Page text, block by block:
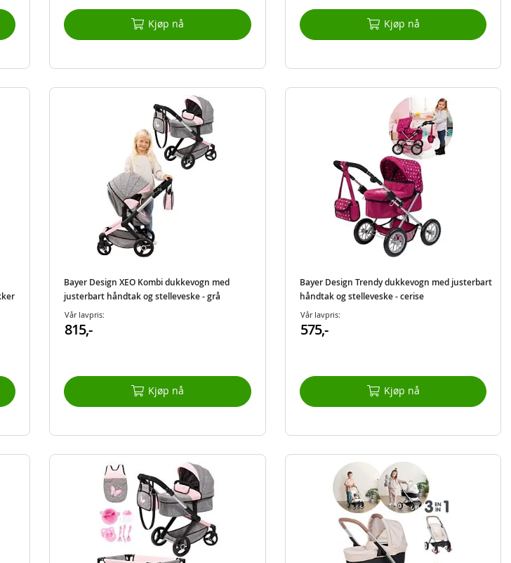
Kjøp nå Kjøp nå
Bayer Design XEO Kombi dukkevogn med
justerbart håndtak og stelleveske - grå
Vår lavpris:
815,-
Kjøp nå
Bayer Design Trendy dukkevogn med justerbart
håndtak og stelleveske - cerise
Vår lavpris:
575,-
Kjøp nå